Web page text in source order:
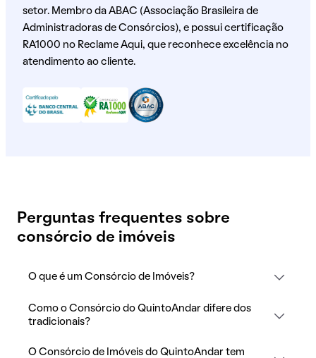
setor. Membro da ABAC (Associação Brasileira de
Administradoras de Consórcios), e possui certificação
RA1000 no Reclame Aqui, que reconhece excelência no
atendimento ao cliente.
Perguntas frequentes sobre
consórcio de imóveis
O que é um Consórcio de Imóveis?
Como o Consórcio do QuintoAndar difere dos
tradicionais?
O Consórcio de Imóveis do QuintoAndar tem